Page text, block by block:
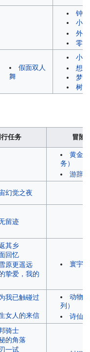
钟
小
外
零
假面双人
舞
小
想
梦
树
行任务 冒险
黄金
务）
游辞
幻觉之夜
留迹
其乡
回忆
原更遥远
挚爱，我的
寰宇
我已触碰过
女人的来信
动物
列）
诗仙
骑士
的角落
一试